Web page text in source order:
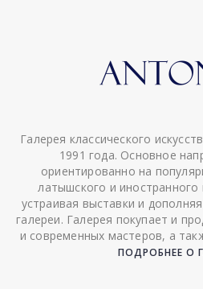
Галерея классического
1991 года. Основное
ориентированно на
латышского и иностранного
устраивая выставки и
галереи. Галерея покупает и
и современных мастеров, а
ПОДРОБНЕЕ О